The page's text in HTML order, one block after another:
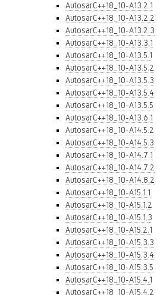
AutosarC++18_10-A13.2.1
AutosarC++18_10-A13.2.2
AutosarC++18_10-A13.2.3
AutosarC++18_10-A13.3.1
AutosarC++18_10-A13.5.1
AutosarC++18_10-A13.5.2
AutosarC++18_10-A13.5.3
AutosarC++18_10-A13.5.4
AutosarC++18_10-A13.5.5
AutosarC++18_10-A13.6.1
AutosarC++18_10-A14.5.2
AutosarC++18_10-A14.5.3
AutosarC++18_10-A14.7.1
AutosarC++18_10-A14.7.2
AutosarC++18_10-A14.8.2
AutosarC++18_10-A15.1.1
AutosarC++18_10-A15.1.2
AutosarC++18_10-A15.1.3
AutosarC++18_10-A15.2.1
AutosarC++18_10-A15.3.3
AutosarC++18_10-A15.3.4
AutosarC++18_10-A15.3.5
AutosarC++18_10-A15.4.1
AutosarC++18_10-A15.4.2